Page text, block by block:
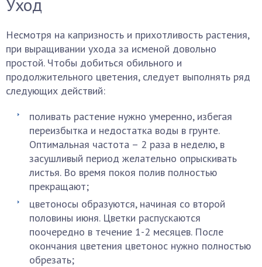
Несмотря на капризность и прихотливость растения,
при выращивании ухода за исменой довольно
простой. Чтобы добиться обильного и
продолжительного цветения, следует выполнять ряд
следующих действий:
поливать растение нужно умеренно, избегая
переизбытка и недостатка воды в грунте.
Оптимальная частота – 2 раза в неделю, в
засушливый период желательно опрыскивать
листья. Во время покоя полив полностью
прекращают;
цветоносы образуются, начиная со второй
половины июня. Цветки распускаются
поочередно в течение 1-2 месяцев. После
окончания цветения цветонос нужно полностью
обрезать;